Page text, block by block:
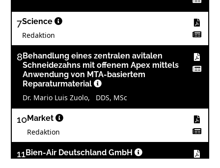
7Science
Redaktion
8 Behandlung eines zentralen avitalen
Schneidezahns mit offenem Apex mittels
Anwendung von MTA-basiertem
Reparaturmaterial
Dr. Mario Luis Zuolo, DDS, MSc
10Market
Redaktion
11Bien-Air Deutschland GmbH